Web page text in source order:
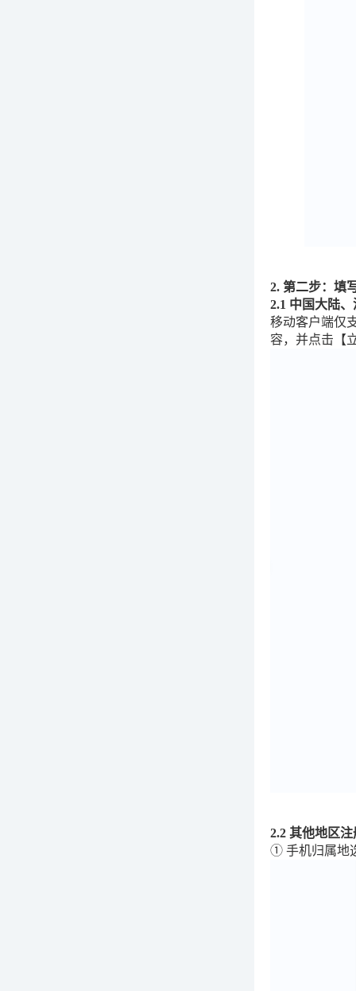
2. 第二步：填
2.1 中国大陆
移动客户端仅
容，并点击【
2.2 其他地区注
① 手机归属地